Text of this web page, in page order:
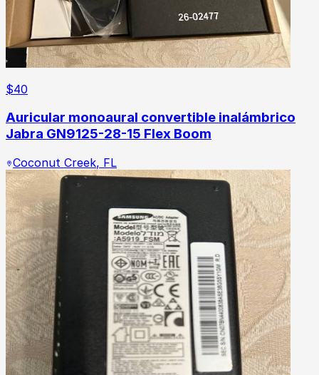
$40
Auricular monoaural convertible inalámbrico
Jabra GN9125-28-15 Flex Boom
Coconut Creek, FL